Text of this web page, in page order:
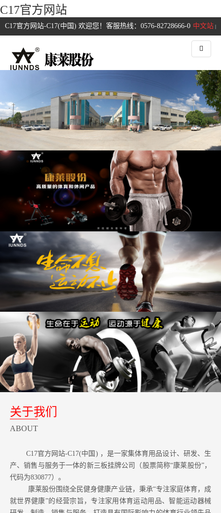
C17官方网站
中文站 |
C17官方网站-C17(中国) 欢迎您！客服热线：0576-82728666-0
关于我们
ABOUT
C17官方网站-C17(中国) ，是一家集体育用品设计、研发、生
产、销售与服务于一体的新三板挂牌公司（股票简称“康莱股份”，
代码为830877）。
康莱股份围绕全民健身健康产业链，秉承“专注家庭体育，成
就世界健康”的经营宗旨，专注家用体育运动用品、智能运动器械